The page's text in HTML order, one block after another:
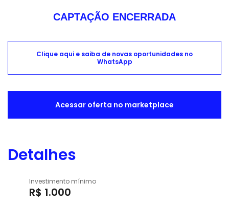
CAPTAÇÃO ENCERRADA
Clique aqui e saiba de novas oportunidades no
WhatsApp
Acessar oferta no marketplace
Detalhes
Investimento mínimo
R$ 1.000